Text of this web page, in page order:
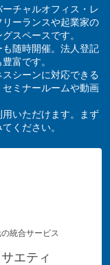
チャルオフィス・レ
ーランスや起業家の
スペースです。
随時開催。法人登記
富です。
シーンに対応できる
ミナールームや動画
いただけます。まず
ください。
統合サービス
エティ